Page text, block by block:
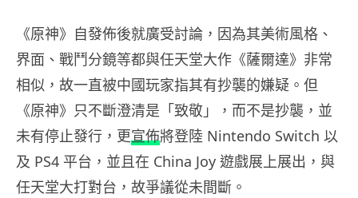
《原神》自發佈後就廣受討論，因為其美術風格、
界面、戰鬥分鏡等都與任天堂大作《薩爾達》非常
相似，故一直被中國玩家指其有抄襲的嫌疑。但
《原神》只不斷澄清是「致敬」，而不是抄襲，並
未有停止發行，更宣佈將登陸 Nintendo Switch 以
及 PS4 平台，並且在 China Joy 遊戲展上展出，與
任天堂大打對台，故爭議從未間斷。